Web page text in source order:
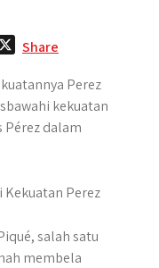
Share
Perez
kekuatan
dalam
salah satu
membela